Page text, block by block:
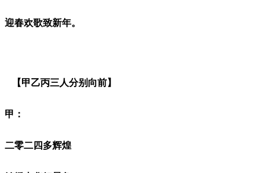
迎春欢歌致新年。
【甲乙丙三人分别向前】
甲：
二零二四多辉煌